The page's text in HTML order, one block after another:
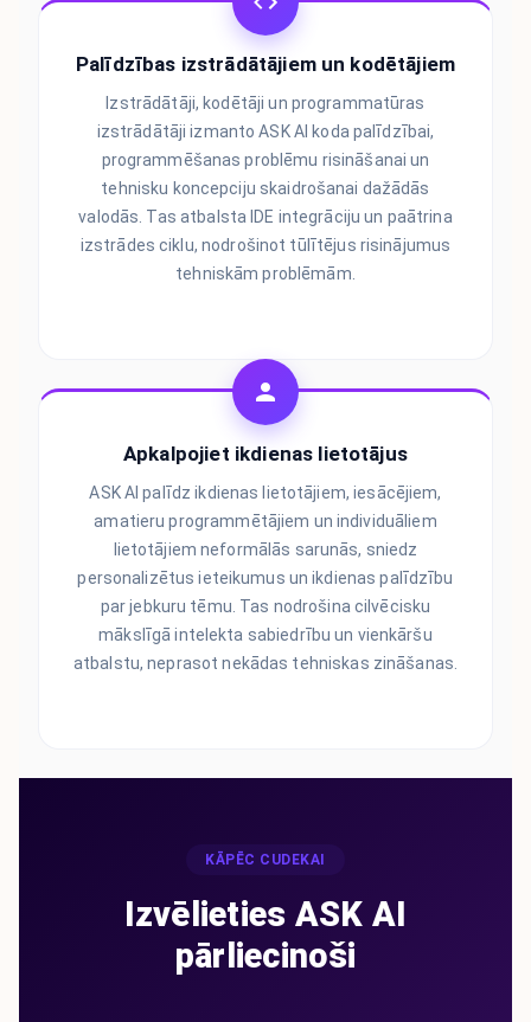
Palīdzības izstrādātājiem un kodētājiem
Izstrādātāji, kodētāji un programmatūras
izstrādātāji izmanto ASK AI koda palīdzībai,
programmēšanas problēmu risināšanai un
tehnisku koncepciju skaidrošanai dažādās
valodās. Tas atbalsta IDE integrāciju un paātrina
izstrādes ciklu, nodrošinot tūlītējus risinājumus
tehniskām problēmām.
Apkalpojiet ikdienas lietotājus
ASK AI palīdz ikdienas lietotājiem, iesācējiem,
amatieru programmētājiem un individuāliem
lietotājiem neformālās sarunās, sniedz
personalizētus ieteikumus un ikdienas palīdzību
par jebkuru tēmu. Tas nodrošina cilvēcisku
mākslīgā intelekta sabiedrību un vienkāršu
atbalstu, neprasot nekādas tehniskas zināšanas.
KĀPĒC CUDEKAI
Izvēlieties ASK AI
pārliecinoši